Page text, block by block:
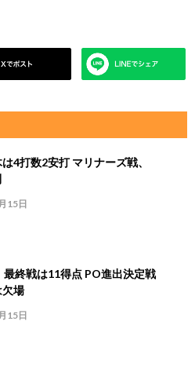
4打数2安打 マリナーズ戦、
15日
最終戦は11得点 PO進出決定戦
場
15日